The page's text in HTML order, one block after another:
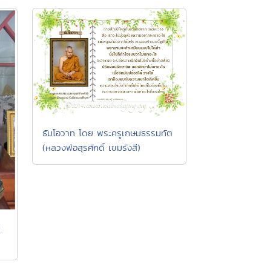
ธัมโอวาท โดย พระครูเกษมธรรมทัต
(หลวงพ่อสุรศักดิ์ เขมรังสี)